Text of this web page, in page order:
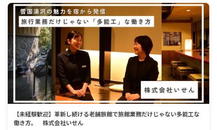
決型として、市内の空き家対策・移住
定住の促進に関する活動を担当。「高
梁市の良いところを多くの人に知って
もらいたい」。現在、旦那さんと築約
１００年の建物「守内商店」の改修作
業を行なっている。
https://www.ohk.co.jp/data/9731/pag
es/
・
・
✪みやけ しょうじ
唄う協力隊OB
➤井原市協力隊OB。ミュージシャン目
【未経験歓迎】革新し続ける老舗旅館で旅館業務だけじゃない多能工な
働き方。 株式会社いせん